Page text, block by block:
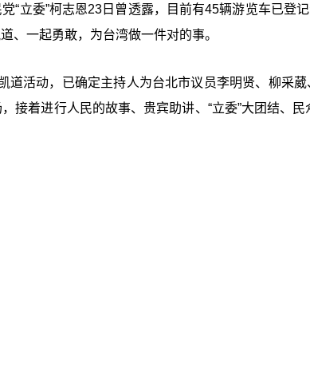
“立委”柯志恩23日曾透露，目前有45辆游览车已登
、一起勇敢，为台湾做一件对的事。
道活动，已确定主持人为台北市议员李明贤、柳采
接着进行人民的故事、贵宾助讲、“立委”大团结、